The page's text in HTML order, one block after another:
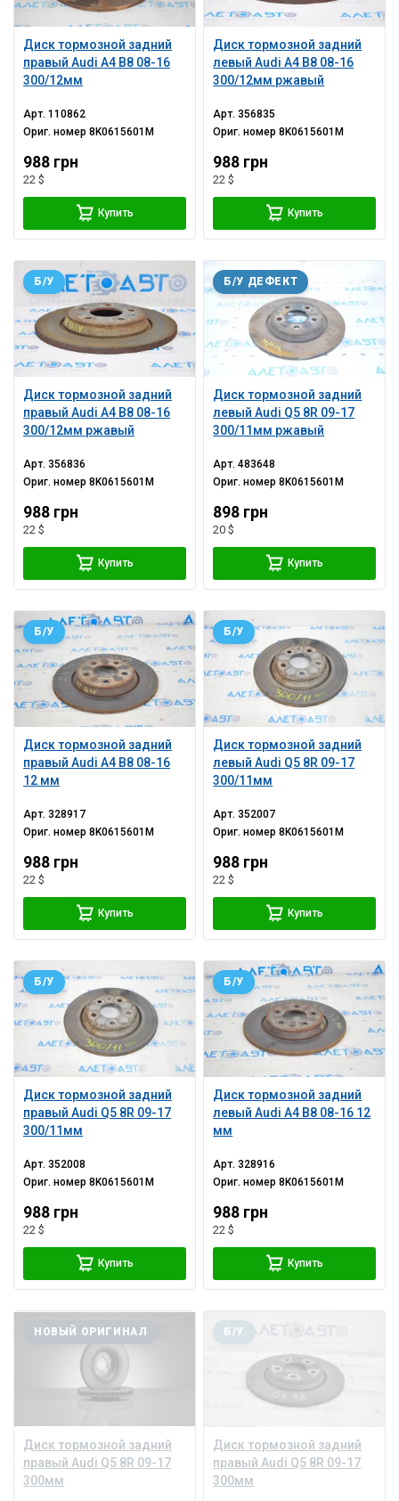
Диск тормозной задний
правый Audi A4 B8 08-16
300/12мм
Арт.110862
Ориг. номер8K0615601M
988 грн
22 $
Купить
Диск тормозной задний
левый Audi A4 B8 08-16
300/12мм ржавый
Арт.356835
Ориг. номер8K0615601M
988 грн
22 $
Купить
Диск тормозной задний
правый Audi A4 B8 08-16
300/12мм ржавый
Б/У
Арт.356836
Ориг. номер8K0615601M
988 грн
22 $
Купить
Диск тормозной задний
левый Audi Q5 8R 09-17
300/11мм ржавый
Б/У ДЕФЕКТ
Арт.483648
Ориг. номер8K0615601M
898 грн
20 $
Купить
Диск тормозной задний
правый Audi A4 B8 08-16
12 мм
Б/У
Арт.328917
Ориг. номер8K0615601M
988 грн
22 $
Купить
Диск тормозной задний
левый Audi Q5 8R 09-17
300/11мм
Б/У
Арт.352007
Ориг. номер8K0615601M
988 грн
22 $
Купить
Диск тормозной задний
правый Audi Q5 8R 09-17
300/11мм
Б/У
Арт.352008
Ориг. номер8K0615601M
988 грн
22 $
Купить
Диск тормозной задний
левый Audi A4 B8 08-16 12
мм
Б/У
Арт.328916
Ориг. номер8K0615601M
988 грн
22 $
Купить
Диск тормозной задний
правый Audi Q5 8R 09-17
300мм
НОВЫЙ ОРИГИНАЛ
Диск тормозной задний
правый Audi Q5 8R 09-17
300мм
Б/У